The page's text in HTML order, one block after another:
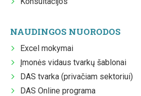
NAUDINGOS NUORODOS
Excel mokymai
Įmonės vidaus tvarkų šablonai
DAS tvarka (privačiam sektoriui)
DAS Online programa